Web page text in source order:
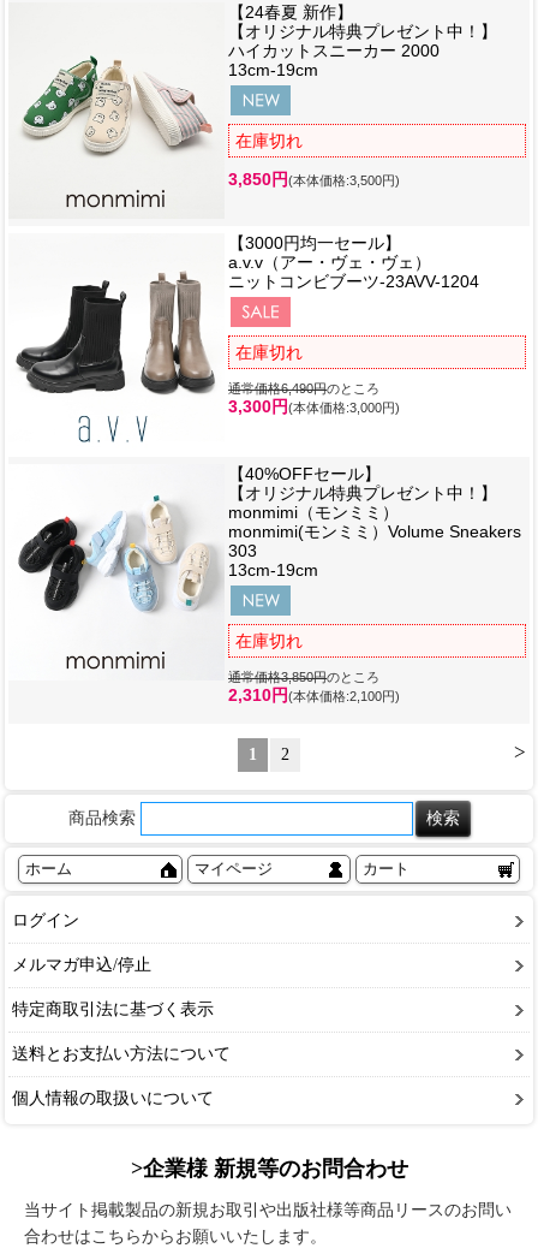
【24春夏 新作】
【オリジナル特典プレゼント中！】
ハイカットスニーカー 2000
13cm-19cm
在庫切れ
3,850円(本体価格:3,500円)
【3000円均一セール】
a.v.v（アー・ヴェ・ヴェ）
ニットコンビブーツ-23AVV-1204
在庫切れ
通常価格6,490円のところ
3,300円(本体価格:3,000円)
【40%OFFセール】
【オリジナル特典プレゼント中！】
monmimi（モンミミ）
monmimi(モンミミ）Volume Sneakers
303
13cm-19cm
在庫切れ
通常価格3,850円のところ
2,310円(本体価格:2,100円)
>
1 2
商品検索
ホーム マイページ カート
ログイン
メルマガ申込/停止
特定商取引法に基づく表示
送料とお支払い方法について
個人情報の取扱いについて
>企業様 新規等のお問合わせ
当サイト掲載製品の新規お取引や出版社様等商品リースのお問い
合わせはこちらからお願いいたします。